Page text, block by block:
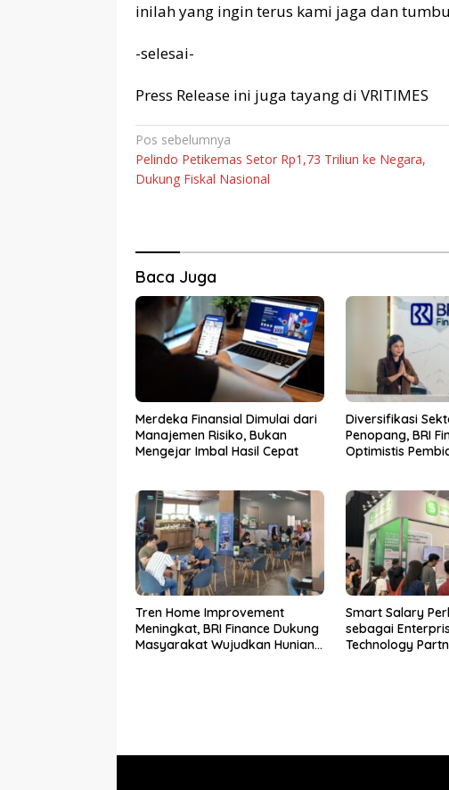
inilah yang ingin terus kami jaga dan
-selesai-
Press Release ini juga tayang di VRITIMES
Navigasi
pos
Pos sebelumnya
Pelindo Petikemas Setor Rp1,73 Triliun ke Negara,
Dukung Fiskal Nasional
Baca Juga
Merdeka Finansial Dimulai dari
Manajemen Risiko, Bukan
Mengejar Imbal Hasil Cepat
Diversifikasi
Penopang, BRI
Optimistis
Tren Home Improvement
Meningkat, BRI Finance Dukung
Masyarakat Wujudkan Hunian
Smart Salary
sebagai
Technology